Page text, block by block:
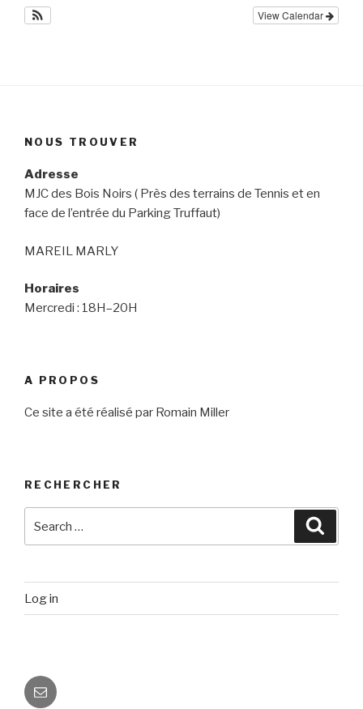
View Calendar
NOUS TROUVER
Adresse
MJC des Bois Noirs ( Près des terrains de Tennis et en
face de l’entrée du Parking Truffaut)
MAREIL MARLY
Horaires
Mercredi : 18H–20H
A PROPOS
Ce site a été réalisé par Romain Miller
RECHERCHER
Log in
Email